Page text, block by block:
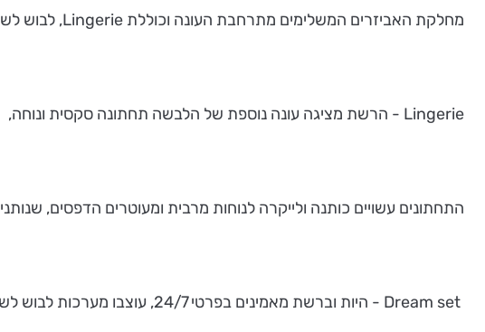
מחלקת האביזרים המשלימים מתרחבת העונה וכוללת Lingerie, לבוש לשעות הפנאי, תיקים, צעיפים ותכשיטים.
Lingerie - הרשת מציגה עונה נוספת של הלבשה תחתונה סקסית ונוחה,
התחתונים עשויים כותנה ולייקרה לנוחות מרבית ומעוטרים הדפסים,